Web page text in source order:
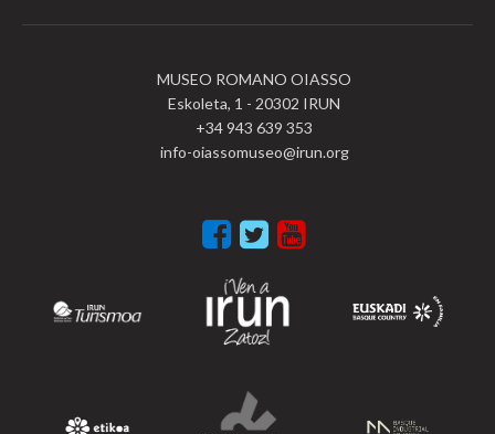
MUSEO ROMANO OIASSO
Eskoleta, 1 - 20302 IRUN
+34 943 639 353
info-oiassomuseo@irun.org